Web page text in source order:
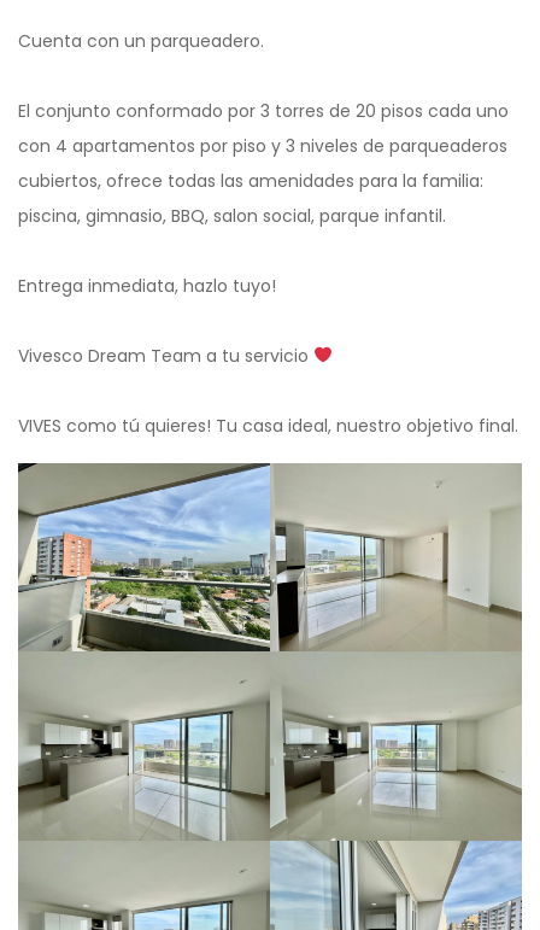
Cuenta con un parqueadero.
El conjunto conformado por 3 torres de 20 pisos cada uno
con 4 apartamentos por piso y 3 niveles de parqueaderos
cubiertos, ofrece todas las amenidades para la familia:
piscina, gimnasio, BBQ, salon social, parque infantil.
Entrega inmediata, hazlo tuyo!
Vivesco Dream Team a tu servicio
VIVES como tú quieres! Tu casa ideal, nuestro objetivo final.